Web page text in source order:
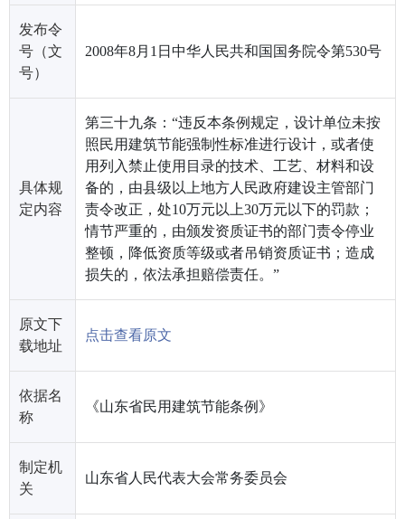
发布令
号（文
号）
2008年8月1日中华人民共和国国务院令第530号
具体规
定内容
第三十九条：“违反本条例规定，设计单位未按
照民用建筑节能强制性标准进行设计，或者使
用列入禁止使用目录的技术、工艺、材料和设
备的，由县级以上地方人民政府建设主管部门
责令改正，处10万元以上30万元以下的罚款；
情节严重的，由颁发资质证书的部门责令停业
整顿，降低资质等级或者吊销资质证书；造成
损失的，依法承担赔偿责任。”
原文下
载地址
点击查看原文
依据名
称
《山东省民用建筑节能条例》
制定机
关
山东省人民代表大会常务委员会